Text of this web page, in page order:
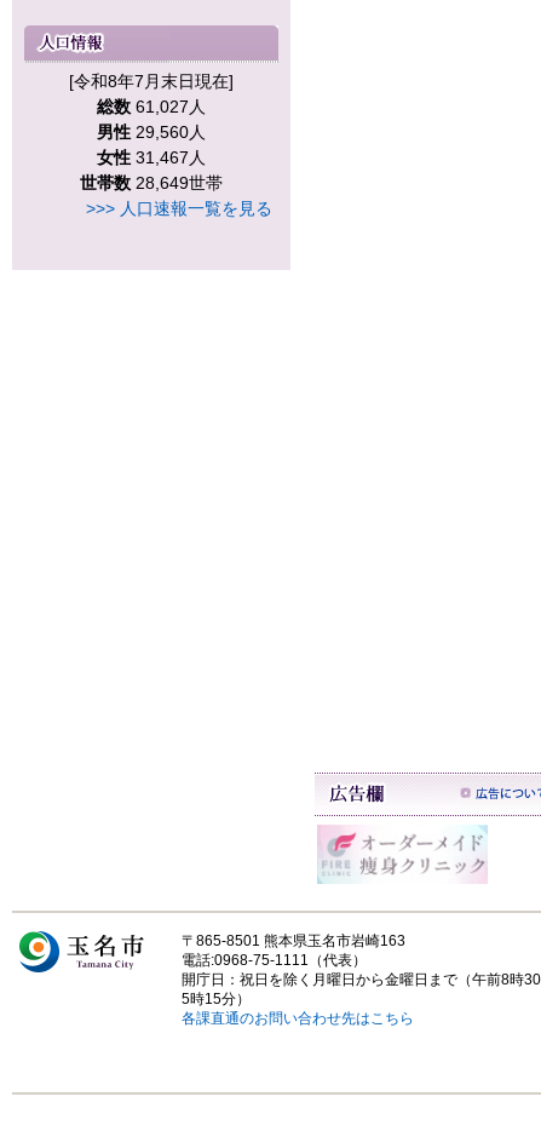
[令和8年7月末日現在]
総数 61,027人
男性 29,560人
女性 31,467人
世帯数 28,649世帯
>>> 人口速報一覧を見る
〒865-8501 熊本県玉名市岩崎163
電話:0968-75-1111（代表）
開庁日：祝日を除く月曜日から金曜日まで（午前8時
5時15分）
各課直通のお問い合わせ先はこちら